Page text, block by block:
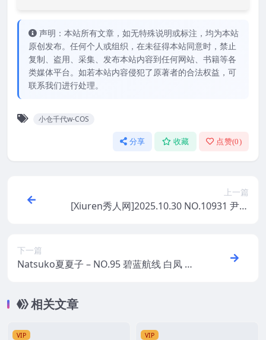
声明：本站所有文章，如无特殊说明或标注，均为本站
原创发布。任何个人或组织，在未征得本站同意时，禁止
复制、盗用、采集、发布本站内容到任何网站、书籍等各
类媒体平台。如若本站内容侵犯了原著者的合法权益，可
联系我们进行处理。
小仓千代w-COS
分享 收藏 点赞(0)
上一篇
[Xiuren秀人网]2025.10.30 NO.10931 尹甜
下一篇
Natsuko夏夏子 – NO.95 碧蓝航线 白凤 和
相关文章
VIP VIP